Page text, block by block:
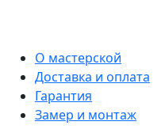
О мастерской
Доставка и оплата
Гарантия
Замер и монтаж